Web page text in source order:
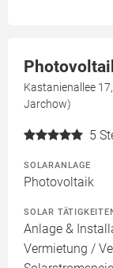
Kastanienallee
Jarchow)
5
SOLARANLAGE
Photovoltaik
SOLAR
Anlage &
Vermietung /